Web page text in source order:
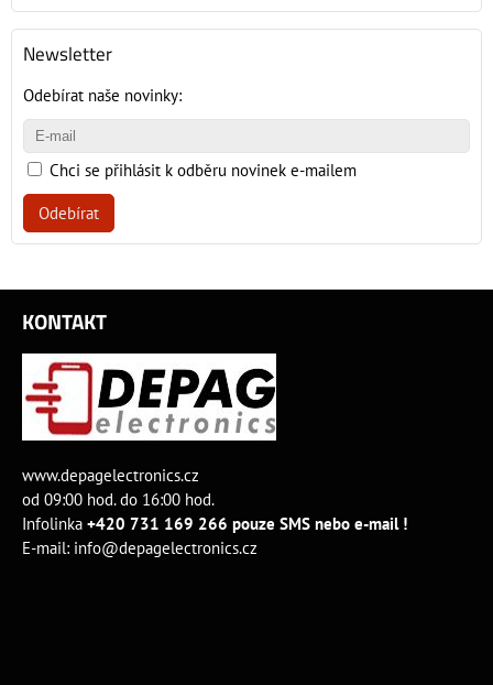
Newsletter
Odebírat naše novinky:
Chci se přihlásit k odběru novinek e-mailem
Odebírat
KONTAKT
www.depagelectronics.cz
od 09:00 hod. do 16:00 hod.
Infolinka +420 731 169 266 pouze SMS nebo e-mail !
E-mail: info@depagelectronics.cz